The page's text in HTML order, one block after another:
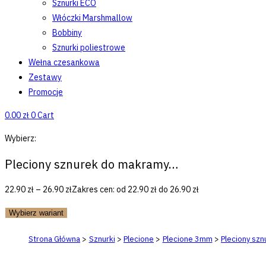
Sznurki ECO
Włóczki Marshmallow
Bobbiny
Sznurki poliestrowe
Wełna czesankowa
Zestawy
Promocje
0.00 zł0Cart
Wybierz:
Pleciony sznurek do makramy…
22.90 zł – 26.90 złZakres cen: od 22.90 zł do 26.90 zł
Wybierz wariant
Strona Główna > Sznurki > Plecione > Plecione 3mm > Pleciony